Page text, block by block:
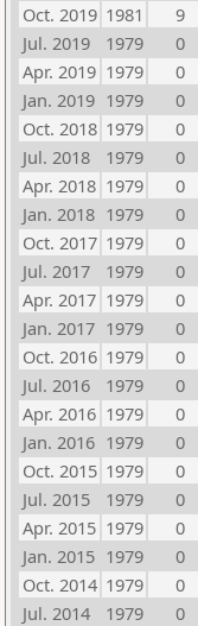
Oct. 2019 1981 9
Jul. 2019
1979 0
Apr. 2019 1979 0
Jan. 2019 1979 0
Oct. 2018 1979 0
Jul. 2018
1979 0
Apr. 2018 1979 0
Jan. 2018 1979 0
Oct. 2017 1979 0
Jul. 2017
1979 0
Apr. 2017 1979 0
Jan. 2017 1979 0
Oct. 2016 1979 0
Jul. 2016
1979 0
Apr. 2016 1979 0
Jan. 2016 1979 0
Oct. 2015 1979 0
Jul. 2015
1979 0
Apr. 2015 1979 0
Jan. 2015 1979 0
Oct. 2014 1979 0
Jul. 2014
1979 0